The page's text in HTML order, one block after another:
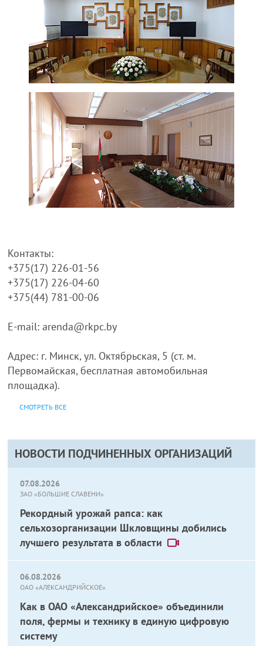
НОВОСТИ ПОДЧИНЕННЫХ ОРГАНИЗАЦИЙ
07.08.2026
ЗАО «БОЛЬШИЕ СЛАВЕНИ»
Рекордный урожай рапса: как
сельхозорганизации Шкловщины добились
лучшего результата в области
06.08.2026
ОАО «АЛЕКСАНДРИЙСКОЕ»
Как в ОАО «Александрийское» объединили
поля, фермы и технику в единую цифровую
систему
Контакты:
+375(17) 226-01-56
+375(17) 226-04-60
+375(44) 781-00-06
E-mail: arenda@rkpc.by
Адрес: г. Минск, ул. Октябрьская, 5 (ст. м.
Первомайская, бесплатная автомобильная
площадка).
СМОТРЕТЬ ВСЕ